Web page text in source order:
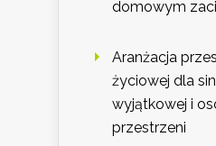
domowym
Aranżacja
życiowej dla
wyjątkowej i
przestrzeni